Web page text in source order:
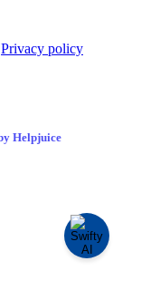
Privacy policy
Helpjuice